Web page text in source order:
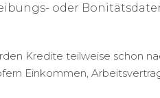
oder
Kredite teilweise schon
Einkommen,